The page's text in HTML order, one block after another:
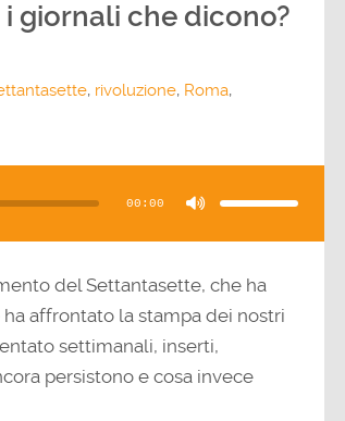
giornali che dicono?
, rivoluzione, Roma,
00:00
freccia
aumentare
il
volume.
del Settantasette, che ha
affrontato la stampa dei nostri
settimanali, inserti,
persistono e cosa invece